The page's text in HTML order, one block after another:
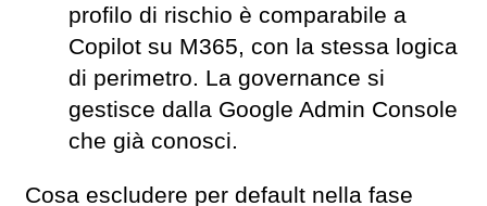
profilo di rischio è comparabile a
Copilot su M365, con la stessa logica
di perimetro. La governance si
gestisce dalla Google Admin Console
che già conosci.
Cosa escludere per default nella fase